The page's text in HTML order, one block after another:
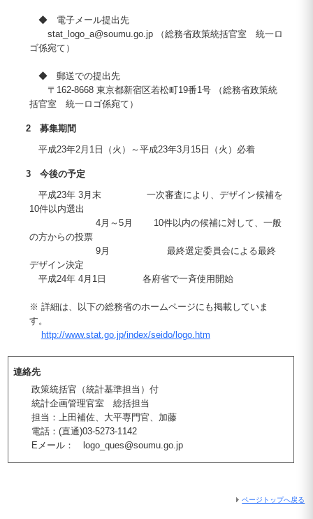
◆ 電子メール提出先
stat_logo_a@soumu.go.jp （総務省政策統括官室 統一ロ
ゴ係宛て）
◆ 郵送での提出先
〒162-8668 東京都新宿区若松町19番1号 （総務省政策統
括官室 統一ロゴ係宛て）
2 募集期間
平成23年2月1日（火）～平成23年3月15日（火）必着
3 今後の予定
平成23年 3月末 一次審査により、デザイン候補を
10件以内選出
4月～5月 10件以内の候補に対して、一般
の方からの投票
9月 最終選定委員会による最終
デザイン決定
平成24年 4月1日 各府省で一斉使用開始
※ 詳細は、以下の総務省のホームページにも掲載していま
す。
http://www.stat.go.jp/index/seido/logo.htm
連絡先
政策統括官（統計基準担当）付
統計企画管理官室 総括担当
担当：上田補佐、大平専門官、加藤
電話：(直通)03-5273-1142
Eメール： logo_ques@soumu.go.jp
ページトップへ戻る